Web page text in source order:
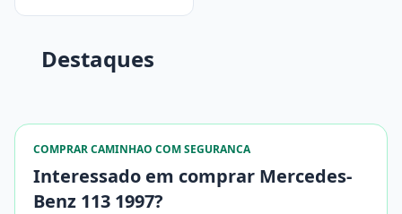
Destaques
COMPRAR CAMINHAO COM SEGURANCA
Interessado em comprar Mercedes-
Benz 113 1997?